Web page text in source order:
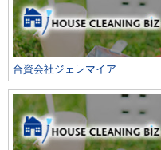
合資会社ジェレマイア